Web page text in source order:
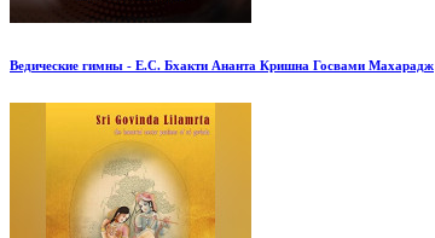
Ведические гимны - Е.С. Бхакти Ананта Кришна Госвами Махарадж